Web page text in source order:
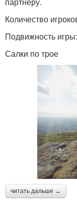
Количество
Подвижность
Салки по трое
читать дальше →